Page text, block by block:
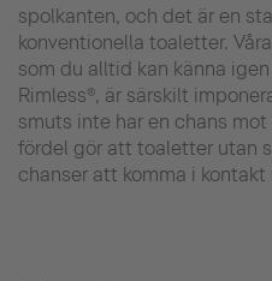
spolkanten, och det är en
konventionella toaletter.
som du alltid kan känna
Rimless®, är särskilt
smuts inte har en chans
fördel gör att toaletter utan
chanser att komma i